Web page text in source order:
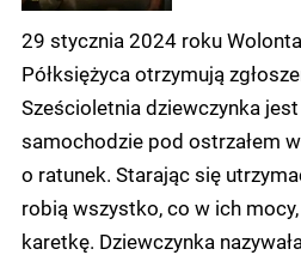
29 stycznia 2024 roku
Półksiężyca otrzymują
Sześcioletnia dziewczynka
samochodzie pod ostrzałem
o ratunek. Starając się
robią wszystko, co w ich
karetkę. Dziewczynka